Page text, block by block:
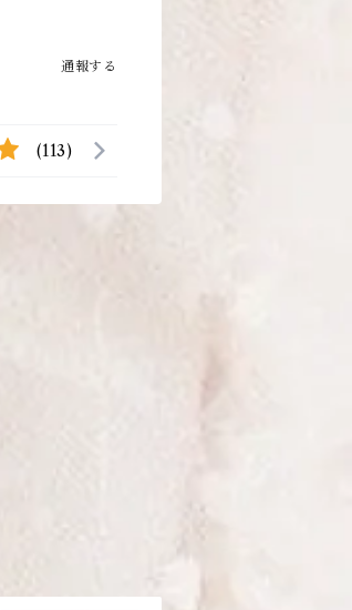
通報する
(113)